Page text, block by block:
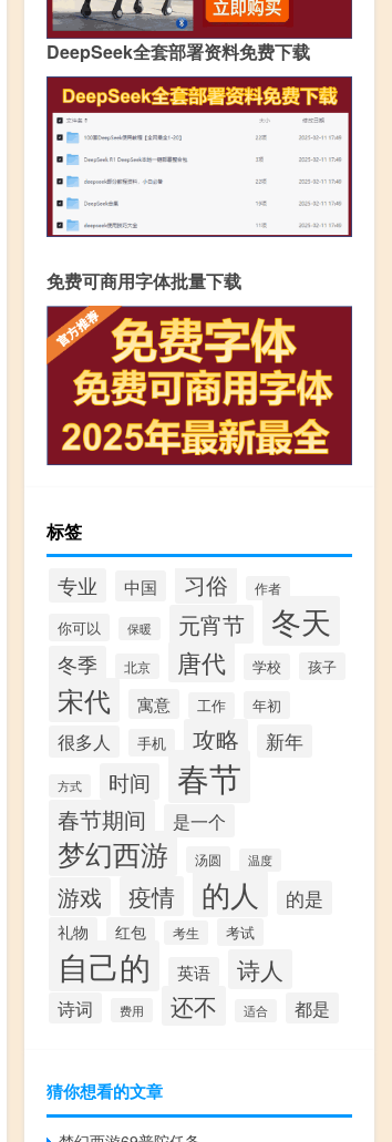
DeepSeek全套部署资料免费下载
免费可商用字体批量下载
标签
专业 中国 习俗 作者
你可以 保暖 元宵节 冬天
冬季 北京 唐代 学校 孩子
宋代 寓意 工作 年初
很多人 手机 攻略 新年
方式 时间 春节
春节期间 是一个
梦幻西游 汤圆 温度
游戏 疫情 的人 的是
礼物 红包 考生 考试
自己的 英语 诗人
诗词 费用 还不 适合 都是
猜你想看的文章